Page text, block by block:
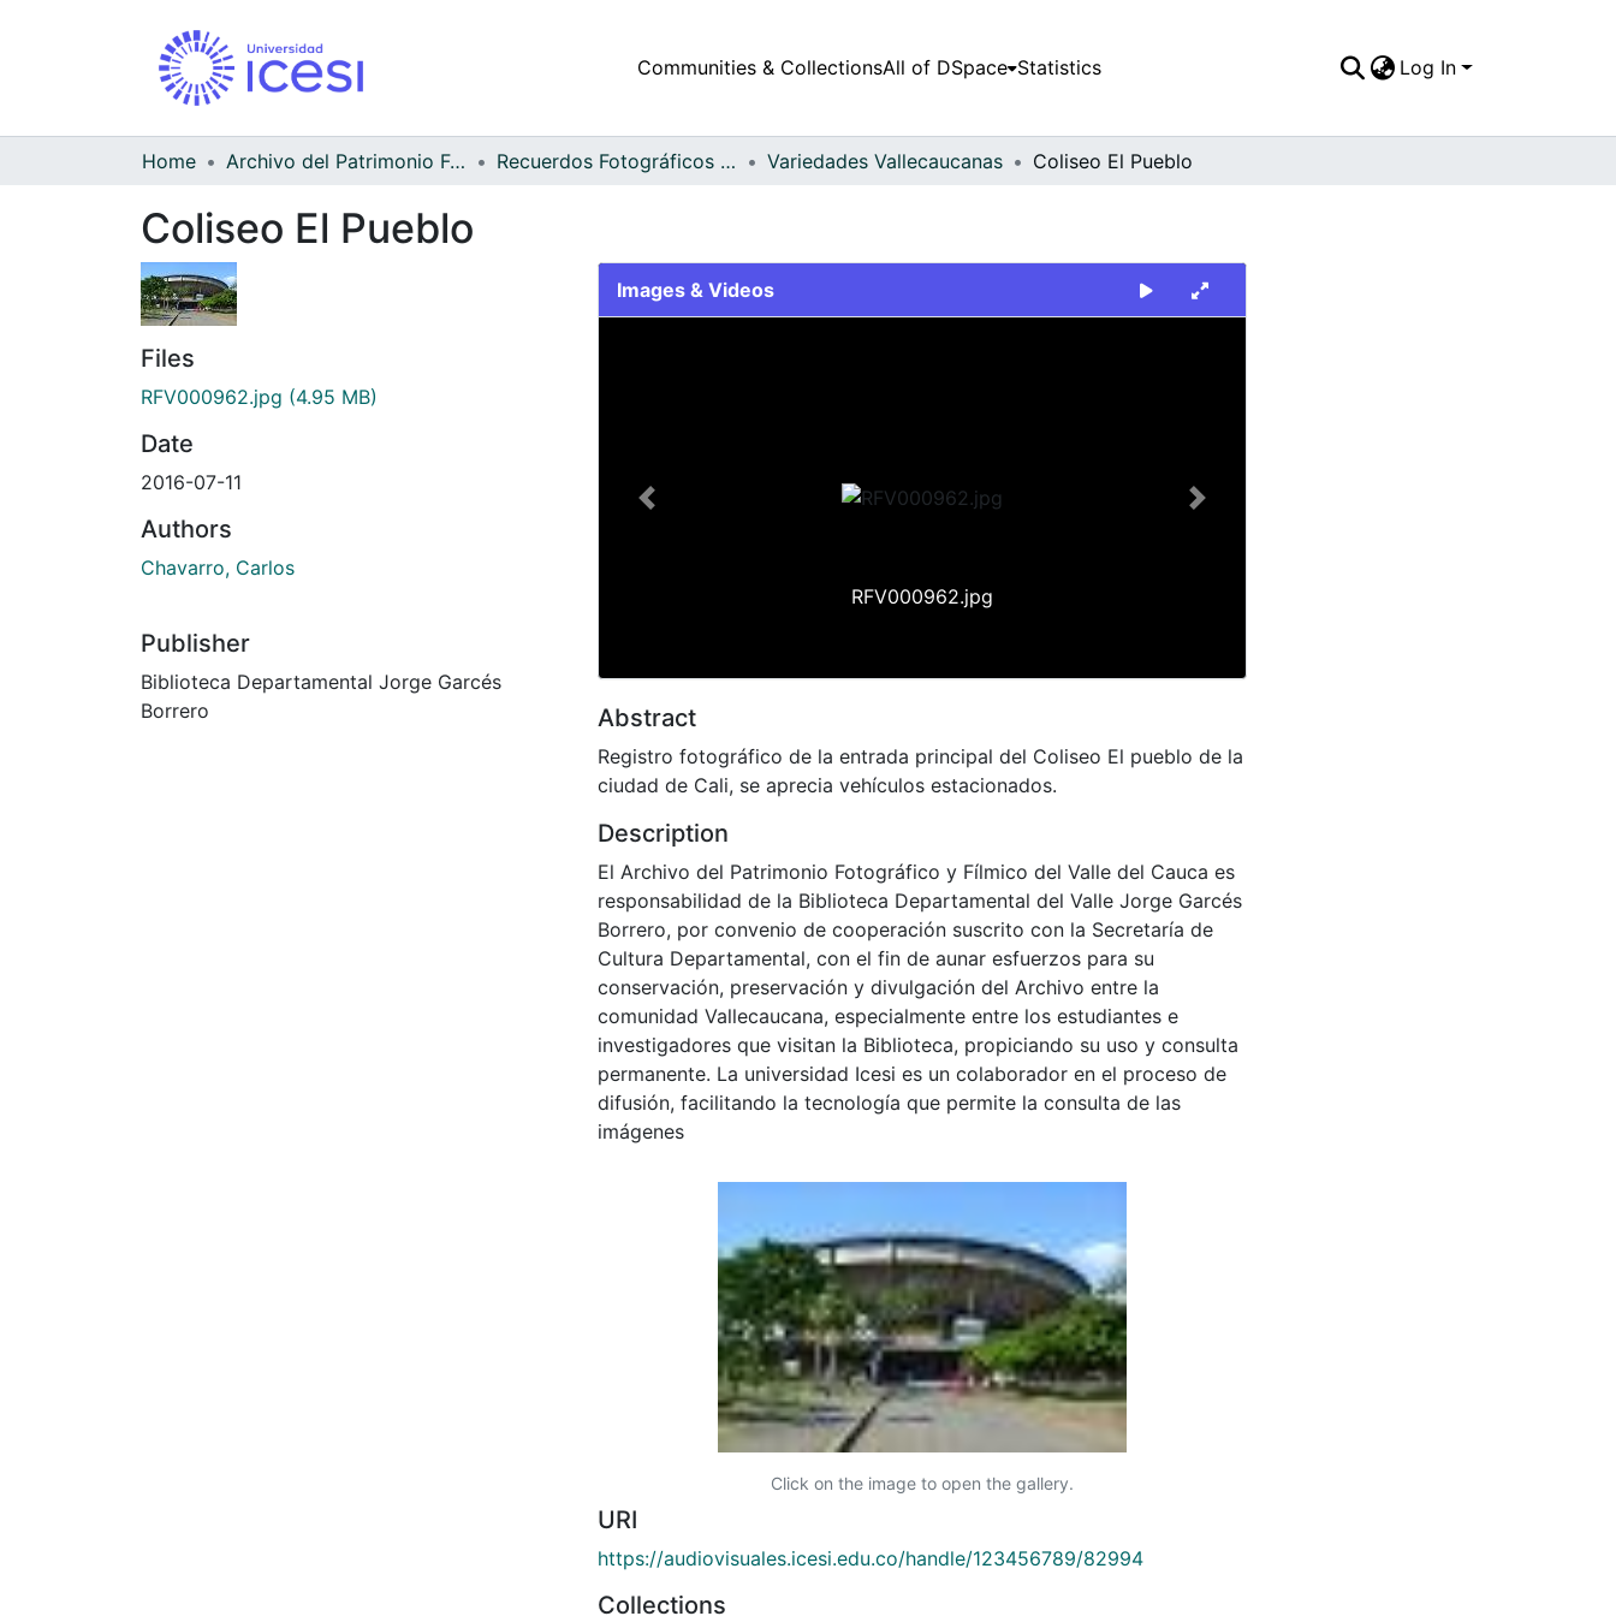
Communities & CollectionsAll of DSpace Statistics Log In
Home Archivo del Patrimonio Fotográfico y Fílmico del Valle del Cauca Recuerdos Fotográficos Vallecaucanos Variedades Vallecaucanas Coliseo El Pueblo
Coliseo El Pueblo
Files
RFV000962.jpg (4.95 MB)
Date
2016-07-11
Authors
Chavarro, Carlos
Publisher
Biblioteca Departamental Jorge Garcés
Borrero
Images & Videos
RFV000962.jpg
Previous Next
Abstract
Registro fotográfico de la entrada principal del Coliseo El pueblo de la
ciudad de Cali, se aprecia vehículos estacionados.
Description
El Archivo del Patrimonio Fotográfico y Fílmico del Valle del Cauca es
responsabilidad de la Biblioteca Departamental del Valle Jorge Garcés
Borrero, por convenio de cooperación suscrito con la Secretaría de
Cultura Departamental, con el fin de aunar esfuerzos para su
conservación, preservación y divulgación del Archivo entre la
comunidad Vallecaucana, especialmente entre los estudiantes e
investigadores que visitan la Biblioteca, propiciando su uso y consulta
permanente. La universidad Icesi es un colaborador en el proceso de
difusión, facilitando la tecnología que permite la consulta de las
imágenes
Click on the image to open the gallery.
URI
https://audiovisuales.icesi.edu.co/handle/123456789/82994
Collections